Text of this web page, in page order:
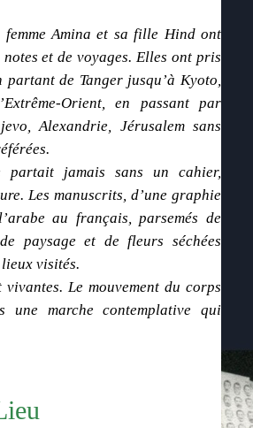
femme Amina et sa fille Hind ont
et de voyages. Elles ont pris
de Tanger jusqu’à Kyoto,
Orient, en passant par
Alexandrie, Jérusalem sans
partait jamais sans un cahier,
Les manuscrits, d’une graphie
au français, parsemés de
paysage et de fleurs séchées
visités.
Le mouvement du corps
une marche contemplative qui